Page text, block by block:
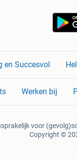
en Succesvol
Werken bij
voor
Copyright ©